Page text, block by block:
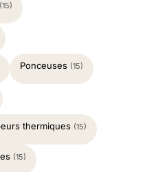
(15)
Ponceuses (15)
thermiques (15)
(15)